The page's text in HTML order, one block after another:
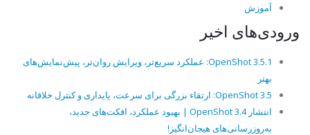
آموزش
ورودی‌های اخیر
OpenShot 3.5.1: عملکرد سریع‌تر، ویرایش روان‌تر، پیش‌نمایش‌های
بهتر
OpenShot 3.5: ارتقاء بزرگی برای سرعت، پایداری و کنترل خلاقانه
انتشار OpenShot 3.4 | بهبود عملکرد، افکت‌های جدید،
به‌روزرسانی‌های هیجان‌انگیز!